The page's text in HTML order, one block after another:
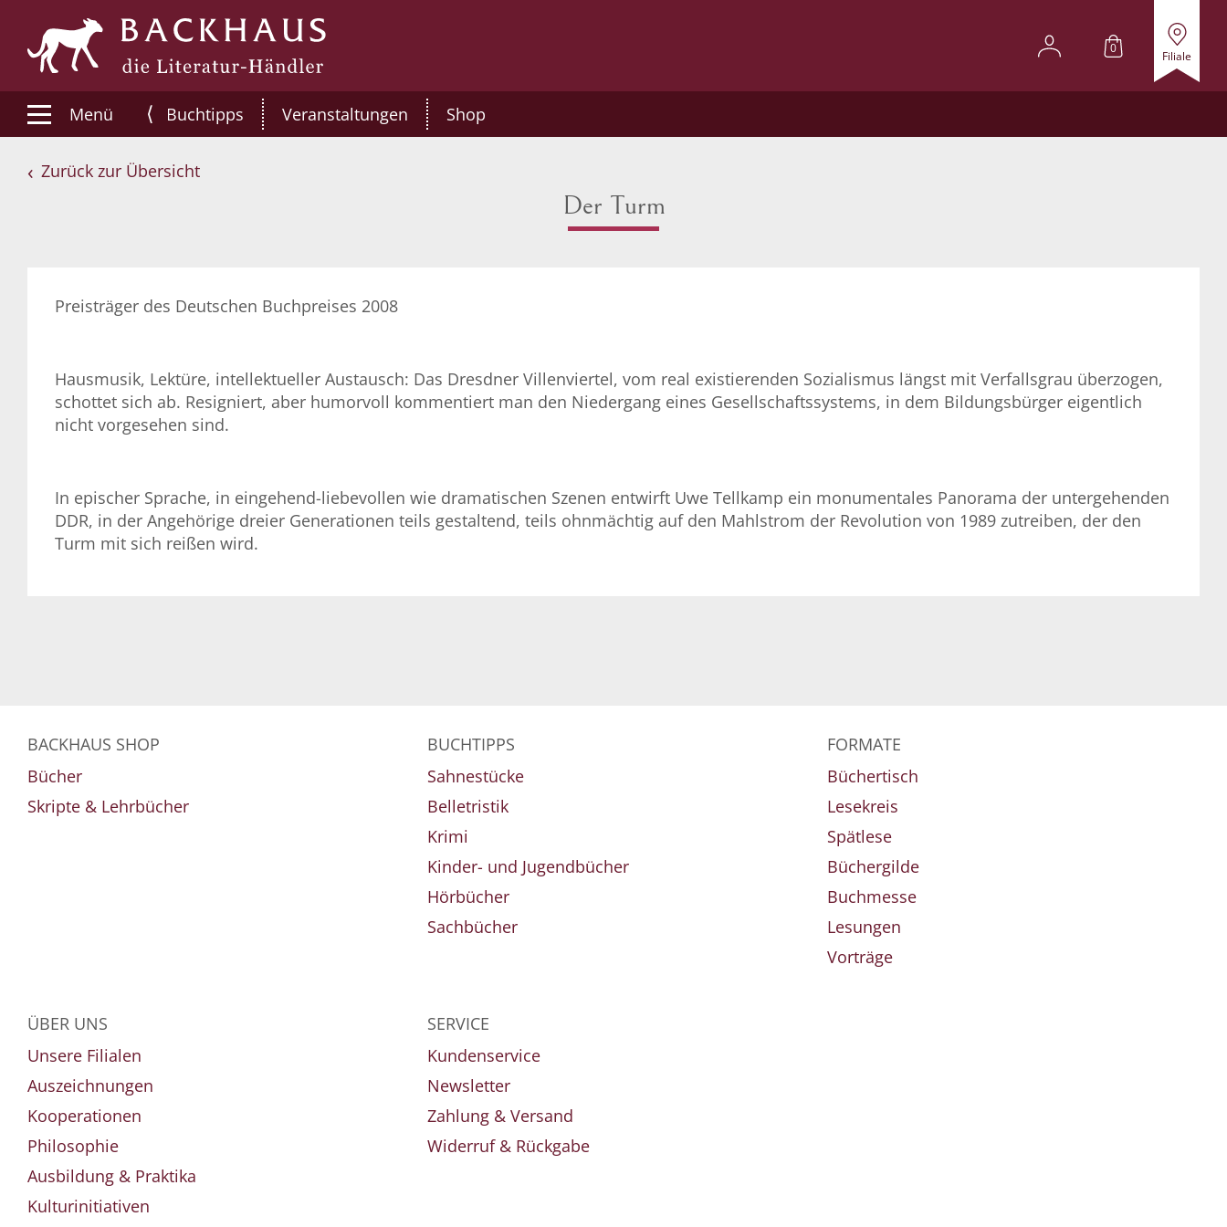
0
Filiale
Menü ⟨ Buchtipps Veranstaltungen Shop
Zurück zur Übersicht
Der Turm
Preisträger des Deutschen Buchpreises 2008
Hausmusik, Lektüre, intellektueller Austausch: Das Dresdner Villenviertel, vom real existierenden Sozialismus längst mit Verfallsgrau überzogen,
schottet sich ab. Resigniert, aber humorvoll kommentiert man den Niedergang eines Gesellschaftssystems, in dem Bildungsbürger eigentlich
nicht vorgesehen sind.
In epischer Sprache, in eingehend-liebevollen wie dramatischen Szenen entwirft Uwe Tellkamp ein monumentales Panorama der untergehenden
DDR, in der Angehörige dreier Generationen teils gestaltend, teils ohnmächtig auf den Mahlstrom der Revolution von 1989 zutreiben, der den
Turm mit sich reißen wird.
BACKHAUS SHOP
Bücher
Skripte & Lehrbücher
BUCHTIPPS
Sahnestücke
Belletristik
Krimi
Kinder- und Jugendbücher
Hörbücher
Sachbücher
FORMATE
Büchertisch
Lesekreis
Spätlese
Büchergilde
Buchmesse
Lesungen
Vorträge
ÜBER UNS
Unsere Filialen
Auszeichnungen
Kooperationen
Philosophie
Ausbildung & Praktika
Kulturinitiativen
SERVICE
Kundenservice
Newsletter
Zahlung & Versand
Widerruf & Rückgabe